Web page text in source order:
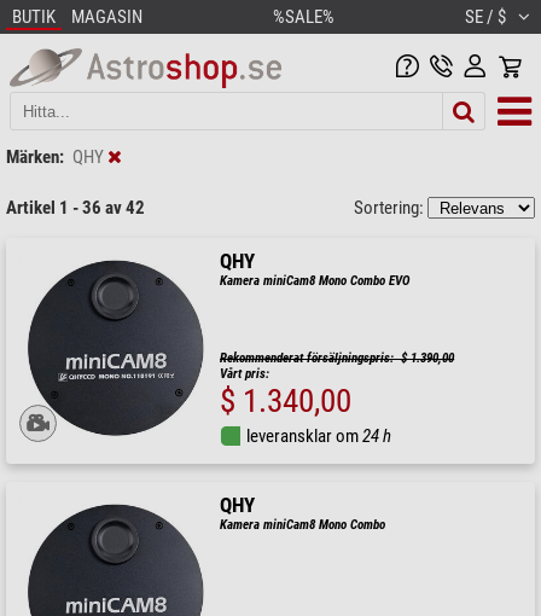
BUTIK MAGASIN %SALE% SE / $
Märken: QHY
Artikel 1 - 36 av 42 Sortering:
QHY
Kamera miniCam8 Mono Combo EVO
Rekommenderat försäljningspris: $ 1.390,00
Vårt pris:
$ 1.340,00
leveransklar om24 h
QHY
Kamera miniCam8 Mono Combo